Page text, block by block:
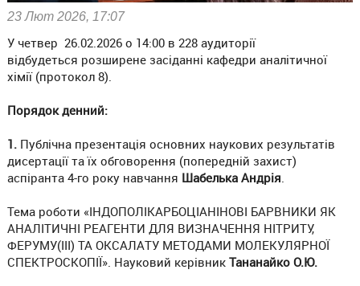
23 Лют 2026, 17:07
У четвер 26.02.2026 о 14:00 в 228 аудиторії
відбудеться розширене засіданні кафедри аналітичної
хімії (протокол 8).
Порядок денний:
1.Публічна презентація основних наукових результатів
дисертації та їх обговорення (попередній захист)
аспіранта 4-го року навчання Шабелька Андрія
Тема роботи «ІНДОПОЛІКАРБОЦІАНІНОВІ БАРВНИКИ ЯК
АНАЛІТИЧНІ РЕАГЕНТИ ДЛЯ ВИЗНАЧЕННЯ НІТРИТУ,
ФЕРУМУ(III) ТА ОКСАЛАТУ МЕТОДАМИ МОЛЕКУЛЯРНОЇ
СПЕКТРОСКОПІЇ». Науковий керівник Тананайко О.Ю.